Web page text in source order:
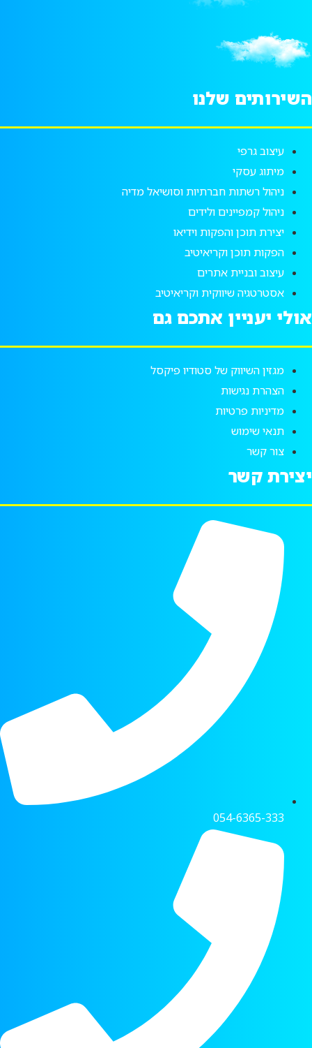
השירותים שלנו
עיצוב גרפי
מיתוג עסקי
ניהול רשתות חברתיות וסושיאל מדיה
ניהול קמפיינים ולידים
יצירת תוכן והפקות וידיאו
הפקות תוכן וקריאיטיב
עיצוב ובניית אתרים
אסטרטגיה שיווקית וקריאיטיב
אולי יעניין אתכם גם
מגזין השיווק של סטודיו פיקסל
הצהרת נגישות
מדיניות פרטיות
תנאי שימוש
צור קשר
יצירת קשר
054-6365-333